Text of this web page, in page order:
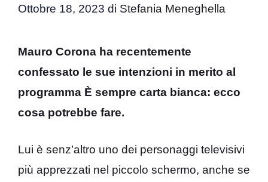
Ottobre 18, 2023 di Stefania Meneghella
Mauro Corona ha recentemente
confessato le sue intenzioni in merito al
programma È sempre carta bianca: ecco
cosa potrebbe fare.
Lui è senz’altro uno dei personaggi televisivi
più apprezzati nel piccolo schermo, anche se